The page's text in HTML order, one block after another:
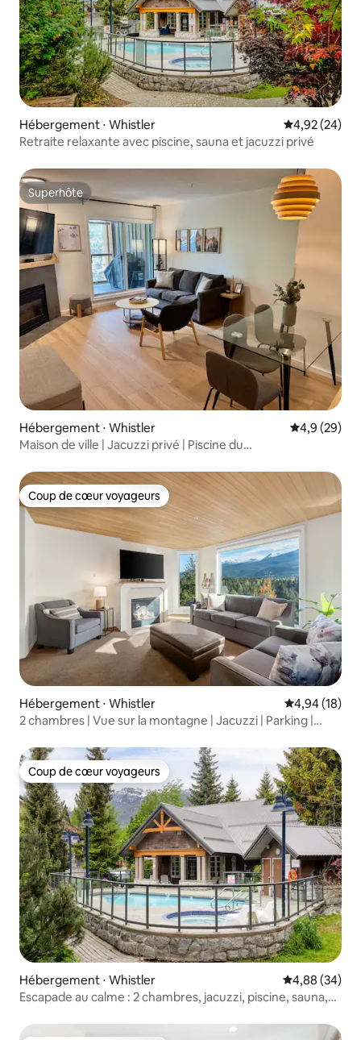
Hébergement ⋅ Whistler Évaluation
4,92 (24)
Retraite relaxante avec piscine, sauna et jacuzzi privé
Superhôte
Superhôte
Hébergement ⋅ Whistler Évaluation
4,9 (29)
Maison de ville | Jacuzzi privé | Piscine du
Coup de cœur voyageurs
Coup de cœur voyageurs
Hébergement ⋅ Whistler Évaluation
4,94 (18)
2 chambres | Vue sur la montagne | Jacuzzi | Parking |
Coup de cœur voyageurs
Coup de cœur voyageurs
Hébergement ⋅ Whistler Évaluation
4,88 (34)
Escapade au calme : 2 chambres, jacuzzi, piscine, sauna,